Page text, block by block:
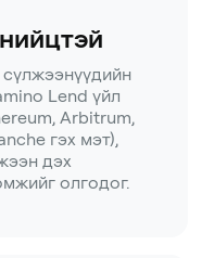
Lend үйл
Arbitrum,
гэх мэт),
дэх
олгодог.